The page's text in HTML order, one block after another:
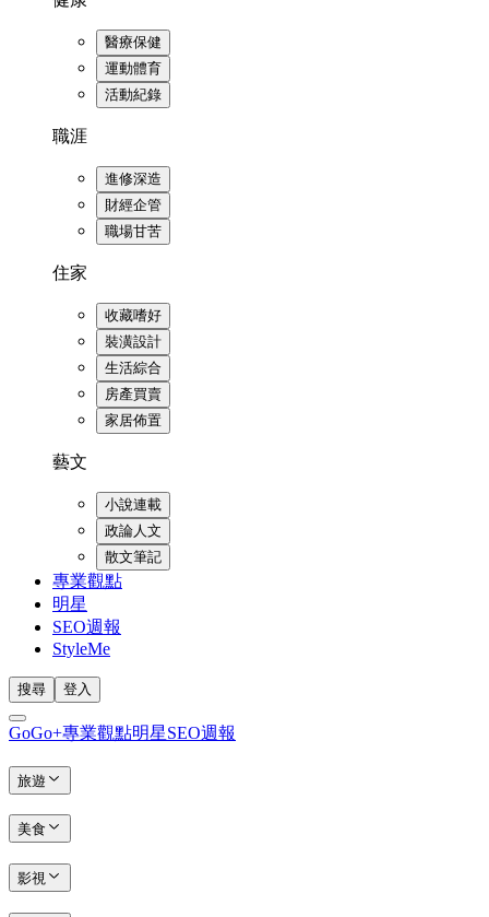
醫療保健
運動體育
活動紀錄
職涯
進修深造
財經企管
職場甘苦
住家
收藏嗜好
裝潢設計
生活綜合
房產買賣
家居佈置
藝文
小說連載
政論人文
散文筆記
專業觀點
明星
SEO週報
StyleMe
搜尋 登入
GoGo+專業觀點明星SEO週報
旅遊
美食
影視